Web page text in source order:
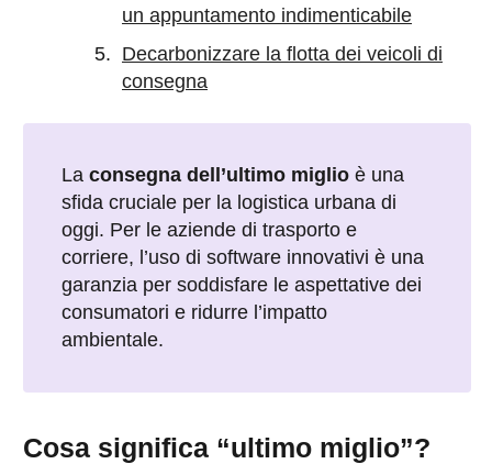
un appuntamento indimenticabile
Decarbonizzare la flotta dei veicoli di
consegna
La consegna dell’ultimo miglio è una
sfida cruciale per la logistica urbana di
oggi. Per le aziende di trasporto e
corriere, l’uso di software innovativi è una
garanzia per soddisfare le aspettative dei
consumatori e ridurre l’impatto
ambientale.
Cosa significa “ultimo miglio”?